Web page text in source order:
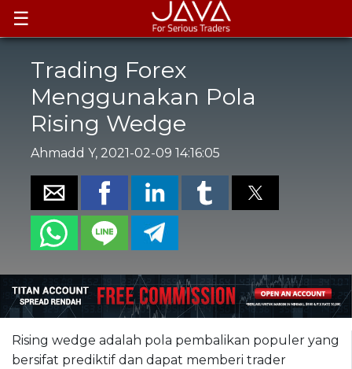
☰
Trading Forex
Menggunakan Pola
Rising Wedge
Ahmadd Y, 2021-02-09 14:16:05
Rising wedge adalah pola pembalikan populer yang
bersifat prediktif dan dapat memberi trader